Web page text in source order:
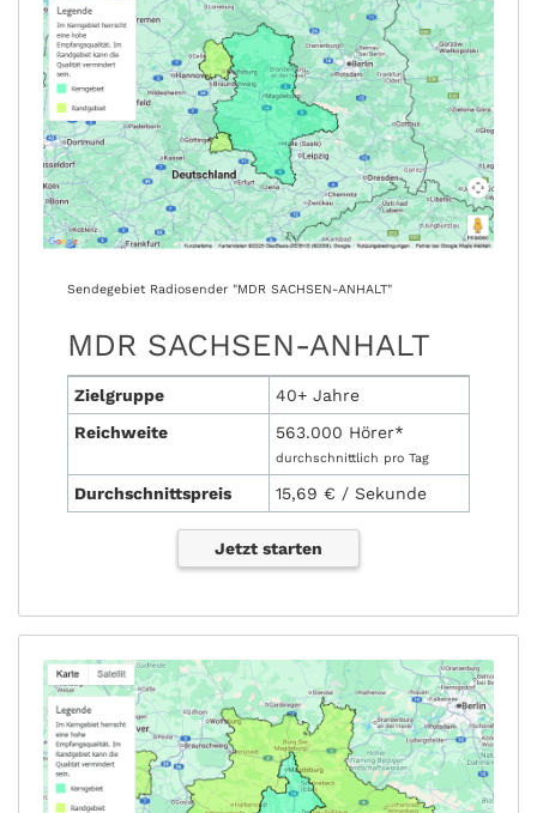
Sendegebiet Radiosender "MDR SACHSEN-ANHALT"
MDR SACHSEN-ANHALT
Zielgruppe
40+ Jahre
Reichweite
563.000 Hörer*
durchschnittlich pro Tag
Durchschnittspreis 15,69 € / Sekunde
Jetzt starten